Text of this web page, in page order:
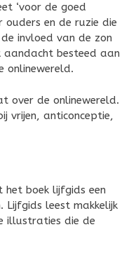
‘voor de goed
ouders en de ruzie die
invloed van de zon
aandacht besteed aan
onlinewereld.
over de onlinewereld.
vrijen, anticonceptie,
het boek lijfgids een
Lijfgids leest makkelijk
illustraties die de